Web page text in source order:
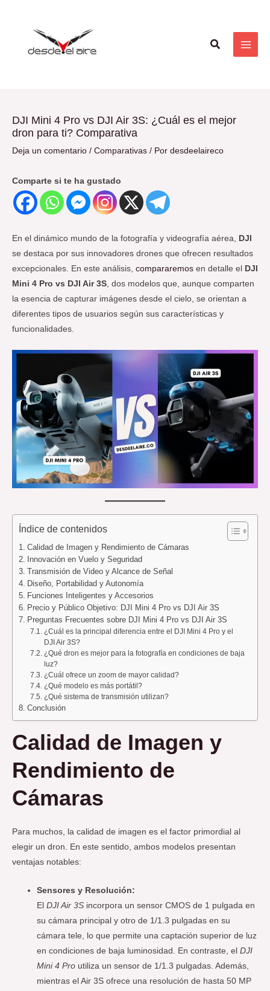
Buscar
DJI Mini 4 Pro vs DJI Air 3S: ¿Cuál es el mejor
dron para ti? Comparativa
Deja un comentario / Comparativas / Por desdeelaireco
Comparte si te ha gustado
En el dinámico mundo de la fotografía y videografía aérea, DJI
se destaca por sus innovadores drones que ofrecen resultados
excepcionales. En este análisis, compararemos en detalle el DJI
Mini 4 Pro vs DJI Air 3S , dos modelos que, aunque comparten
la esencia de capturar imágenes desde el cielo, se orientan a
diferentes tipos de usuarios según sus características y
funcionalidades.
Índice de contenidos
Calidad de Imagen y Rendimiento de Cámaras
Innovación en Vuelo y Seguridad
Transmisión de Video y Alcance de Señal
Diseño, Portabilidad y Autonomía
Funciones Inteligentes y Accesorios
Precio y Público Objetivo: DJI Mini 4 Pro vs DJI Air 3S
Preguntas Frecuentes sobre DJI Mini 4 Pro vs DJI Air 3S
¿Cuál es la principal diferencia entre el DJI Mini 4 Pro y el
DJI Air 3S?
¿Qué dron es mejor para la fotografía en condiciones de baja
luz?
¿Cuál ofrece un zoom de mayor calidad?
¿Qué modelo es más portátil?
¿Qué sistema de transmisión utilizan?
Conclusión
Calidad de Imagen y
Rendimiento de
Cámaras
Para muchos, la calidad de imagen es el factor primordial al
elegir un dron. En este sentido, ambos modelos presentan
ventajas notables:
Sensores y Resolución:
ElDJI Air 3S incorpora un sensor CMOS de 1 pulgada en
su cámara principal y otro de 1/1.3 pulgadas en su
cámara tele, lo que permite una captación superior de luz
en condiciones de baja luminosidad. En contraste, elDJI
Mini 4 Pro utiliza un sensor de 1/1.3 pulgadas. Además,
mientras el Air 3S ofrece una resolución de hasta 50 MP
entradas